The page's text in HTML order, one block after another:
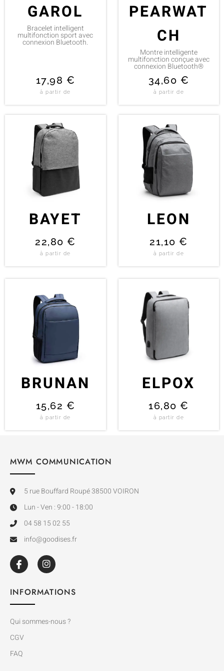
GAROL
Bracelet intelligent
multifonction sport avec
connexion Bluetooth.
17,98 €
à partir de
PEARWAT
CH
Montre intelligente
multifonction conçue avec
connexion Bluetooth®
34,60 €
à partir de
BAYET
22,80 €
à partir de
LEON
21,10 €
à partir de
BRUNAN
15,62 €
à partir de
ELPOX
16,80 €
à partir de
MWM COMMUNICATION
5 rue Bouffard Roupé 38500 VOIRON
Lun - Ven : 9:00 - 18:00
04 58 15 02 55
info@goodises.fr
INFORMATIONS
Qui sommes-nous ?
CGV
FAQ